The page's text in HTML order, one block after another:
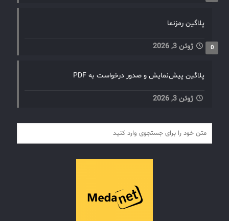
پلاگین رمزنما
ژوئن 3, 2026 0
پلاگین پیش‌نمایش و صدور درخواست به PDF
ژوئن 3, 2026